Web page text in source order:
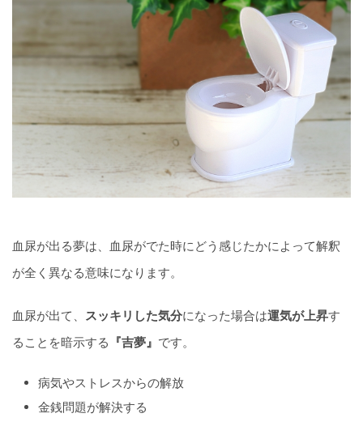
血尿が出る夢は、血尿がでた時にどう感じたかによって解釈
が全く異なる意味になります。
血尿が出て、 スッキリした気分になった場合は運気が上昇す
ることを暗示する 『吉夢』 です。
病気やストレスからの解放
金銭問題が解決する